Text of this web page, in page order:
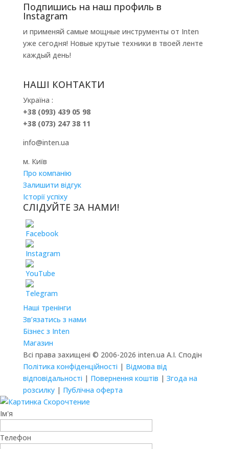
Подпишись на наш профиль в
Instagram
и применяй самые мощные инструменты от Inten
уже сегодня! Новые крутые техники в твоей ленте
каждый день!
НАШІ КОНТАКТИ
Україна :
+38 (093) 439 05 98
+38 (073) 247 38 11
info@inten.ua
м. Київ
Про компанію
Залишити відгук
Історії успіху
СЛІДУЙТЕ ЗА НАМИ!
Наші тренінги
Зв’язатись з нами
Бізнес з Inten
Магазин
Всі права захищені © 2006-2026 inten.ua А.І. Сподін
Політика конфіденційності | Відмова від
відповідальності | Повернення коштів | Згода на
розсилку| Публічна оферта
Ім'я
Телефон